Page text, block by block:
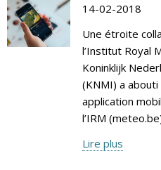
14-02-2018
Une étroite
l’Institut Royal
Koninklijk
(KNMI) a abouti
application
l’IRM
Lire plus